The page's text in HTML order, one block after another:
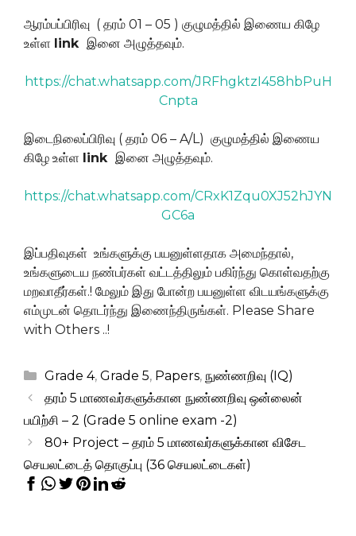
ஆரம்பப்பிரிவு ( தரம் 01 – 05 ) குழுமத்தில் இணைய கிழே
உள்ள link இனை அழுத்தவும்.
https://chat.whatsapp.com/JRFhgktzI458hbPuH
Cnpta
இடைநிலைப்பிரிவு ( தரம் 06 – A/L) குழுமத்தில் இணைய
கிழே உள்ள link இனை அழுத்தவும்.
https://chat.whatsapp.com/CRxK1Zqu0XJ52hJYN
GC6a
இப்பதிவுகள் உங்களுக்கு பயனுள்ளதாக அமைந்தால்,
உங்களுடைய நண்பர்கள் வட்டத்திலும் பகிர்ந்து கொள்வதற்கு
மறவாதீர்கள்.! மேலும் இது போன்ற பயனுள்ள விடயங்களுக்கு
எம்முடன் தொடர்ந்து இணைந்திருங்கள். Please Share
with Others ..!
Categories
Grade 4, Grade 5, Papers, நுண்ணறிவு (IQ)
தரம் 5 மாணவர்களுக்கான நுண்ணறிவு ஒன்லைன்
பயிற்சி – 2 (Grade 5 online exam -2)
80+ Project – தரம் 5 மாணவர்களுக்கான விசேட
செயலட்டைத் தொகுப்பு (36 செயலட்டைகள்)